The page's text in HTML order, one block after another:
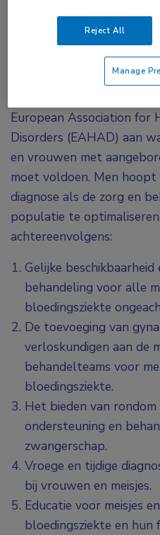
Daarom formuleerde de
Bleeding Disorders
‘principles of care’.
European Association for
Disorders (EAHAD) aan
en vrouwen met
moet voldoen. Men hoopt
diagnose als de zorg en
populatie te optimaliseren.
achtereenvolgens:
Gelijke
behandeling voor alle
bloedingsziekte
De toevoeging van
verloskundigen aan de
behandelteams voor
bloedingsziekte.
Het bieden van
ondersteuning en
zwangerschap.
Vroege en tijdige
bij vrouwen en meisjes.
Educatie voor meisjes
bloedingsziekte en hun
Reject All
Manage